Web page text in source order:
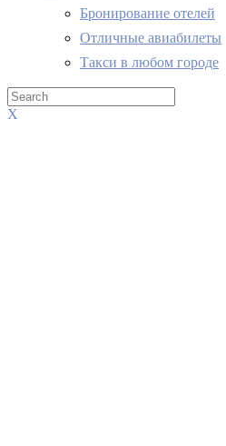
Бронирование отелей
Отличные авиабилеты
Такси в любом городе
X